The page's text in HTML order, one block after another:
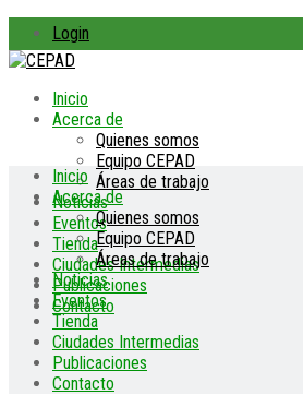
Login
Inicio
Acerca de
Quienes somos
Equipo CEPAD
Áreas de trabajo
Noticias
Eventos
Tienda
Ciudades Intermedias
Publicaciones
Contacto
Inicio
Acerca de
Quienes somos
Equipo CEPAD
Áreas de trabajo
Noticias
Eventos
Tienda
Ciudades Intermedias
Publicaciones
Contacto